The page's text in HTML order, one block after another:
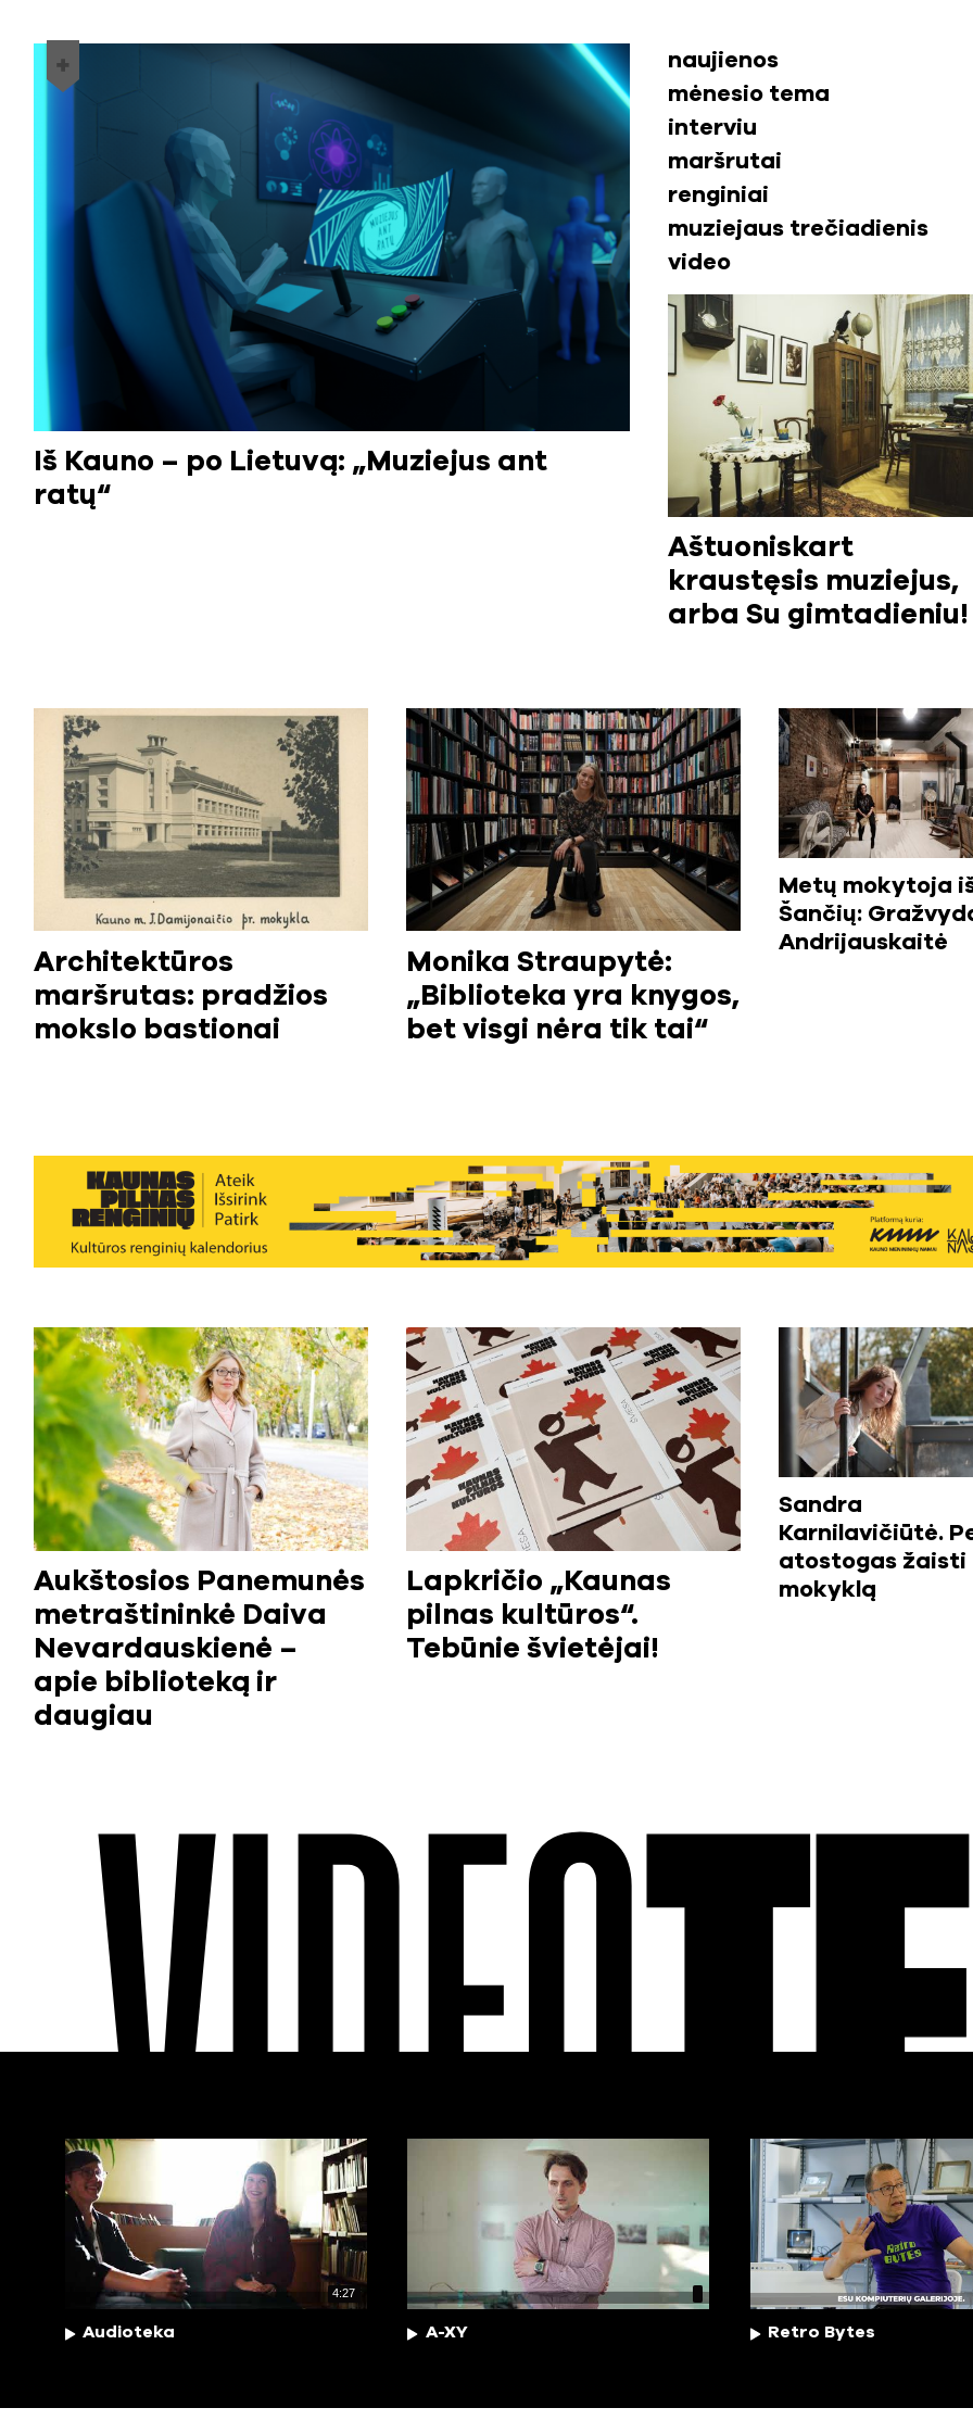
Iš Kauno – po Lietuvą: „Muziejus ant
ratų“
naujienos
mėnesio tema
interviu
maršrutai
renginiai
muziejaus trečiadienis
video
Aštuoniskart
kraustęsis muziejus,
arba Su gimtadieniu!
Architektūros
maršrutas: pradžios
mokslo bastionai
Monika Straupytė:
„Biblioteka yra knygos,
bet visgi nėra tik tai“
Metų mokytoja
Šančių:
Andrijauskaitė
Aukštosios Panemunės
metraštininkė Daiva
Nevardauskienė –
apie biblioteką ir
daugiau
Lapkričio „Kaunas
pilnas kultūros“.
Tebūnie švietėjai!
Sandra
Karnilavičiūtė.
atostogas žaisti
mokyklą
VIDEO
4:27
Audioteka A-XY Retro Bytes